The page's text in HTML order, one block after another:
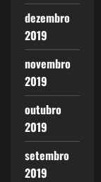
dezembro
2019
novembro
2019
outubro
2019
setembro
2019